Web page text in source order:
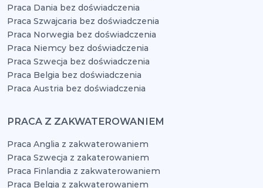
Praca Dania bez doświadczenia
Praca Szwajcaria bez doświadczenia
Praca Norwegia bez doświadczenia
Praca Niemcy bez doświadczenia
Praca Szwecja bez doświadczenia
Praca Belgia bez doświadczenia
Praca Austria bez doświadczenia
PRACA Z ZAKWATEROWANIEM
Praca Anglia z zakwaterowaniem
Praca Szwecja z zakaterowaniem
Praca Finlandia z zakwaterowaniem
Praca Belgia z zakwaterowaniem